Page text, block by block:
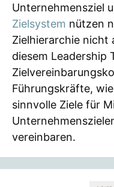
Unternehmensziel
Zielsystem nützen
Zielhierarchie nicht
diesem Leadership
Führungskräfte,
sinnvolle Ziele für
vereinbaren.